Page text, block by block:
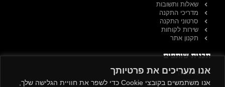
אנו מעריכים את פרטיותך
אנו משתמשים בקובצי Cookie כדי לשפר את חוויית הגלישה שלך,
שאלות ותשובות
מדריכי התקנה
סרטוני התקנה
שירות לקוחות
תקנון אתר
תכנית שותפים
הרשמה
כניסה